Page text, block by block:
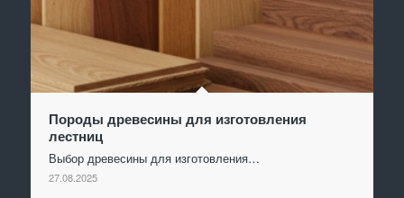
Породы древесины для изготовления
лестниц
Выбор древесины для изготовления…
27.08.2025